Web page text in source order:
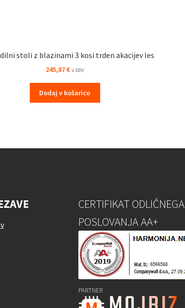
stoli z blazinami 3 kosi trden akacijev les
245,87€ z DDV
Dodaj v košarico
CERTIFIKAT ODLIČNEGA
POSLOVANJA AA+
PARTNER